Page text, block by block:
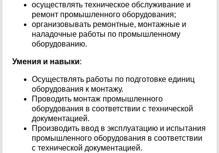
осуществлять техническое обслуживание и
ремонт промышленного оборудования;
организовывать ремонтные, монтажные и
наладочные работы по промышленному
оборудованию.
Умения и навыки:
Осуществлять работы по подготовке единиц
оборудования к монтажу.
Проводить монтаж промышленного
оборудования в соответствии с технической
документацией.
Производить ввод в эксплуатацию и испытания
промышленного оборудования в соответствии
с технической документацией.